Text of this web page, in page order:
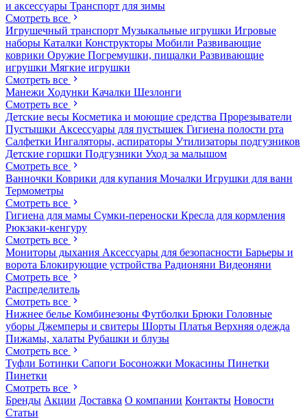
и аксессуары Транспорт для зимы
Смотреть все
Игрушечный транспорт Музыкальные игрушки Игровые
наборы Каталки Конструкторы Мобили Развивающие
коврики Оружие Погремушки, пищалки Развивающие
игрушки Мягкие игрушки
Смотреть все
Манежи Ходунки Качалки Шезлонги
Смотреть все
Детские весы Косметика и моющие средства Прорезыватели
Пустышки Аксессуары для пустышек Гигиена полости рта
Салфетки Ингаляторы, аспираторы Утилизаторы подгузников
Детские горшки Подгузники Уход за малышом
Смотреть все
Ванночки Коврики для купания Мочалки Игрушки для ванн
Термометры
Смотреть все
Гигиена для мамы Сумки-переноски Кресла для кормления
Рюкзаки-кенгуру
Смотреть все
Мониторы дыхания Аксессуары для безопасности Барьеры и
ворота Блокирующие устройства Радионяни Видеоняни
Смотреть все
Распределитель
Смотреть все
Нижнее белье Комбинезоны Футболки Брюки Головные
уборы Джемперы и свитеры Шорты Платья Верхняя одежда
Пижамы, халаты Рубашки и блузы
Смотреть все
Туфли Ботинки Сапоги Босоножки Мокасины Пинетки
Пинетки
Смотреть все
Бренды Акции Доставка О компании Контакты Новости
Статьи